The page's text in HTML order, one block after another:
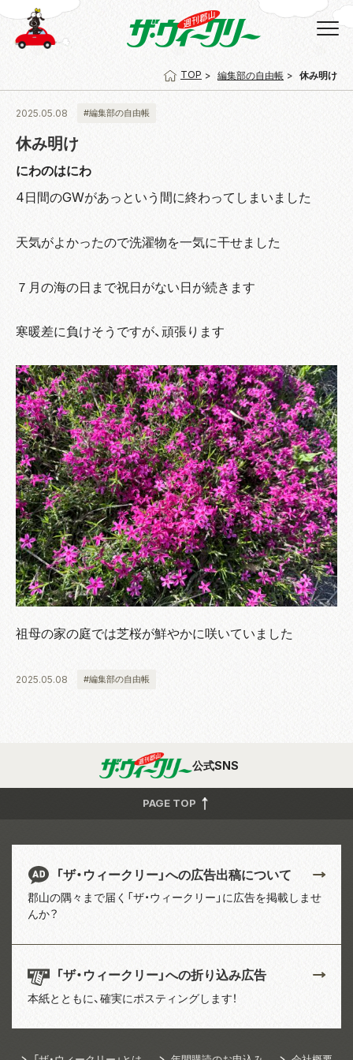
TOP 編集部の自由帳 休み明け
2025.05.08 #編集部の自由帳
休み明け
にわのはにわ
4日間のGWがあっという間に終わってしまいました
天気がよかったので洗濯物を一気に干せました
７月の海の日まで祝日がない日が続きます
寒暖差に負けそうですが、頑張ります
祖母の家の庭では芝桜が鮮やかに咲いていました
2025.05.08 #編集部の自由帳
公式SNS
PAGE TOP
「ザ・ウィークリー」への広告出稿について
郡山の隅々まで届く「ザ・ウィークリー」に広告を掲載しませ
んか？
「ザ・ウィークリー」への折り込み広告
本紙とともに、確実にポスティングします！